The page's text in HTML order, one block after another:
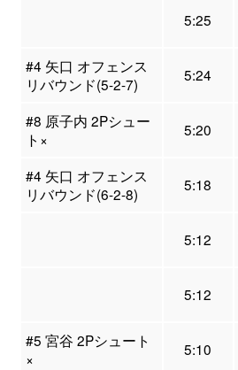
5:25
#4 矢口 オフェンス
リバウンド(5-2-7)
5:24
#8 原子内 2Pシュー
ト×
5:20
#4 矢口 オフェンス
リバウンド(6-2-8)
5:18
5:12
5:12
#5 宮谷 2Pシュート
×
5:10